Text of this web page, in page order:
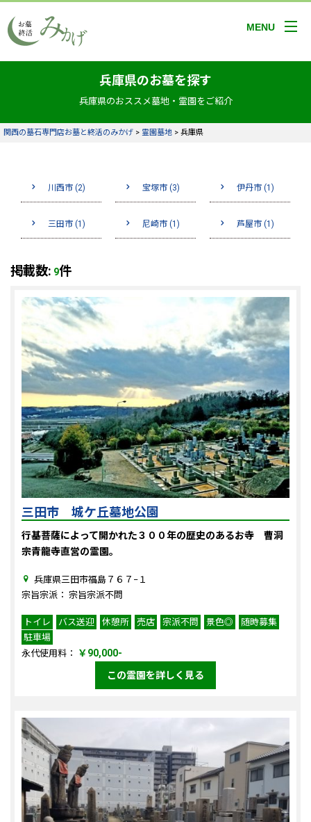
MENU
兵庫県のお墓を探す
兵庫県のおススメ墓地・霊園をご紹介
関西の墓石専門店お墓と終活のみかげ > 霊園墓地 > 兵庫県
川西市 (2) 宝塚市 (3) 伊丹市 (1)
三田市 (1) 尼崎市 (1) 芦屋市 (1)
掲載数: 9件
三田市 城ケ丘墓地公園
行基菩薩によって開かれた３００年の歴史のあるお寺 曹洞
宗青龍寺直営の霊園。
兵庫県三田市福島７６７−１
宗旨宗派： 宗旨宗派不問
トイレ バス送迎 休憩所 売店 宗派不問 景色◎
随時募集
駐車場
永代使用料：
￥90,000-
この霊園を詳しく見る